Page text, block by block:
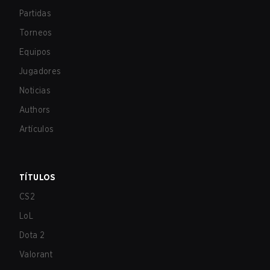
Partidas
Torneos
Equipos
Jugadores
Noticias
Authors
Artículos
TÍTULOS
CS2
LoL
Dota 2
Valorant